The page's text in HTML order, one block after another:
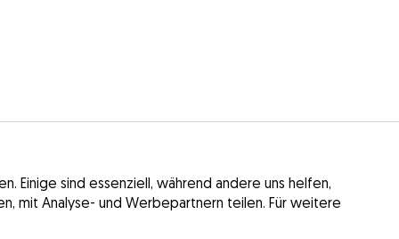
Einige sind essenziell, während andere uns helfen,
mit Analyse- und Werbepartnern teilen. Für weitere